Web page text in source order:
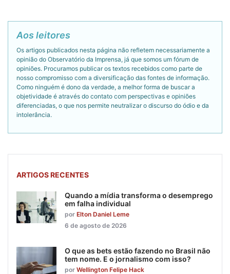
Aos leitores
Os artigos publicados nesta página não refletem necessariamente a
opinião do Observatório da Imprensa, já que somos um fórum de
opiniões. Procuramos publicar os textos recebidos como parte de
nosso compromisso com a diversificação das fontes de informação.
Como ninguém é dono da verdade, a melhor forma de buscar a
objetividade é através do contato com perspectivas e opiniões
diferenciadas, o que nos permite neutralizar o discurso do ódio e da
intolerância.
ARTIGOS RECENTES
Quando a mídia transforma o desemprego
em falha individual
por Elton Daniel Leme
6 de agosto de 2026
O que as bets estão fazendo no Brasil não
tem nome. E o jornalismo com isso?
por Wellington Felipe Hack